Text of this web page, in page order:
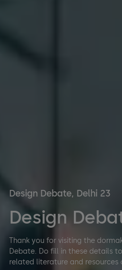
Design Debate, Delhi 23
Design
Thank you for visiting the
Debate. Do fill in these details
related literature and